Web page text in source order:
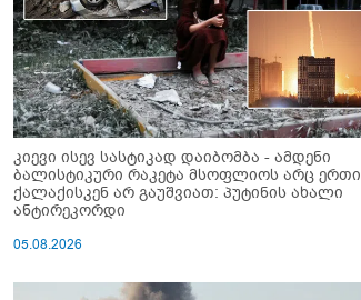
კიევი ისევ სასტიკად დაიბომბა - ამდენი
ბალისტიკური რაკეტა მსოფლიოს არც ერთი
ქალაქისკენ არ გაუშვიათ: პუტინის ახალი
ანტირეკორდი
05.08.2026